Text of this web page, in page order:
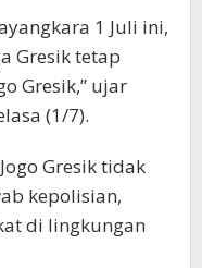
1 Juli ini,
Gresik tetap
Gresik,” ujar
(1/7).
Gresik tidak
kepolisian,
di lingkungan